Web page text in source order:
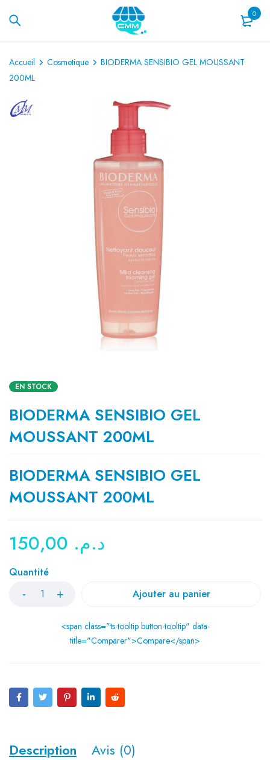
0
Accueil Cosmetique
BIODERMA SENSIBIO GEL MOUSSANT
200ML
EN STOCK
BIODERMA SENSIBIO GEL
MOUSSANT 200ML
BIODERMA SENSIBIO GEL
MOUSSANT 200ML
د.م.
Quantité
Ajouter au panier
<span class="ts-tooltip button-tooltip" data-
title="Comparer">Compare</span>
Description Avis (0)